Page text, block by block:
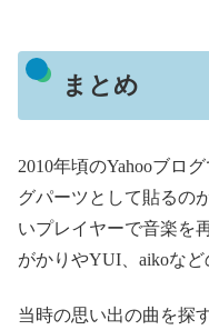
まとめ
2010年頃のYahooブロ
グパーツとして貼るの
いプレイヤーで音楽を
がかりやYUI、aikoなど
当時の思い出の曲を探